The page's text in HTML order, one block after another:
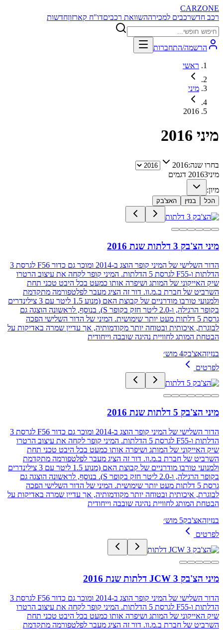
CARZONE
רכב חדשרכבים למכירההשוואת רכביםדו"ח קארזוןחדשות
הרשמה/התחברות
ראשי
מיני
2016
מיני 2016
בחרו שנה:2016
מיני 20163
דגמים
מיון:
הכל בנזין האצ'בק
מיני הצ'בק 3 דלתות שנת 2016
הדור השלישי של המיני קופר הוצג ב-2014 ומוכר גם כדור F56 לגרסת 3
הדלתות ו-F55 לגרסת 5 הדלתות. המיני קופר לקחה את עיצוב הרטרו
שיק האייקוני של המותג ושיפרה אותו כמעט בכל היבט טכני תחת
השרביט של חברת ב.מ.וו. דור זה הציג מעבר לפלטפורמה מתקדמת
ולמנועי טורבו מודרניים של קבוצת האם (מנוע 1.5 ליטר עם 3 צילינדרים
בקופר הרגילה, ו-2.0 ליטר חזק בקופר S). בנוסף, לראשונה הוצגה גם
גרסת 5 דלתות מעט יותר שימושית. המיני של הדור השלישי הפכה
לבוגרת, איכותית ובטוחה יותר מקודמותיה, אך עדיין שמרה באדיקות על
הבטחת המותג לחוויית נהיגה שובבה וייחודית
בנזיןהאצ'בק4 מוש׳
לפרטים
מיני הצ'בק 5 דלתות שנת 2016
הדור השלישי של המיני קופר הוצג ב-2014 ומוכר גם כדור F56 לגרסת 3
הדלתות ו-F55 לגרסת 5 הדלתות. המיני קופר לקחה את עיצוב הרטרו
שיק האייקוני של המותג ושיפרה אותו כמעט בכל היבט טכני תחת
השרביט של חברת ב.מ.וו. דור זה הציג מעבר לפלטפורמה מתקדמת
ולמנועי טורבו מודרניים של קבוצת האם (מנוע 1.5 ליטר עם 3 צילינדרים
בקופר הרגילה, ו-2.0 ליטר חזק בקופר S). בנוסף, לראשונה הוצגה גם
גרסת 5 דלתות מעט יותר שימושית. המיני של הדור השלישי הפכה
לבוגרת, איכותית ובטוחה יותר מקודמותיה, אך עדיין שמרה באדיקות על
הבטחת המותג לחוויית נהיגה שובבה וייחודית
בנזיןהאצ'בק5 מוש׳
לפרטים
מיני הצ'בק JCW 3 דלתות שנת 2016
הדור השלישי של המיני קופר הוצג ב-2014 ומוכר גם כדור F56 לגרסת 3
הדלתות ו-F55 לגרסת 5 הדלתות. המיני קופר לקחה את עיצוב הרטרו
שיק האייקוני של המותג ושיפרה אותו כמעט בכל היבט טכני תחת
השרביט של חברת ב.מ.וו. דור זה הציג מעבר לפלטפורמה מתקדמת